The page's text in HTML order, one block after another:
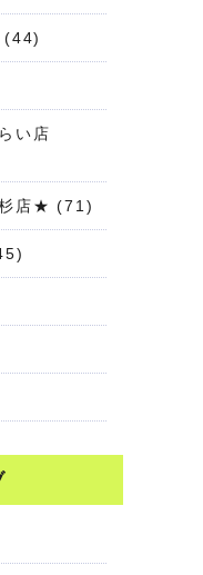
(44)
い店
店★ (71)